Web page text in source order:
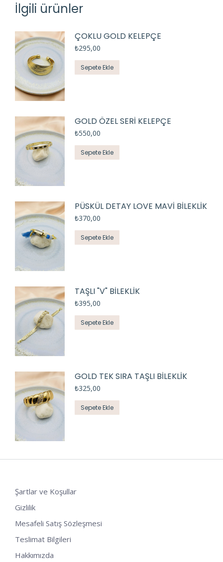
İlgili ürünler
ÇOKLU GOLD KELEPÇE
₺295,00
Sepete Ekle
GOLD ÖZEL SERİ KELEPÇE
₺550,00
Sepete Ekle
PÜSKÜL DETAY LOVE MAVİ BİLEKLİK
₺370,00
Sepete Ekle
TAŞLI "V" BİLEKLİK
₺395,00
Sepete Ekle
GOLD TEK SIRA TAŞLI BİLEKLİK
₺325,00
Sepete Ekle
Şartlar ve Koşullar
Gizlilik
Mesafeli Satış Sözleşmesi
Teslimat Bilgileri
Hakkımızda